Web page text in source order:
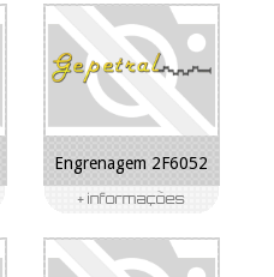
Engrenagem 2F6052